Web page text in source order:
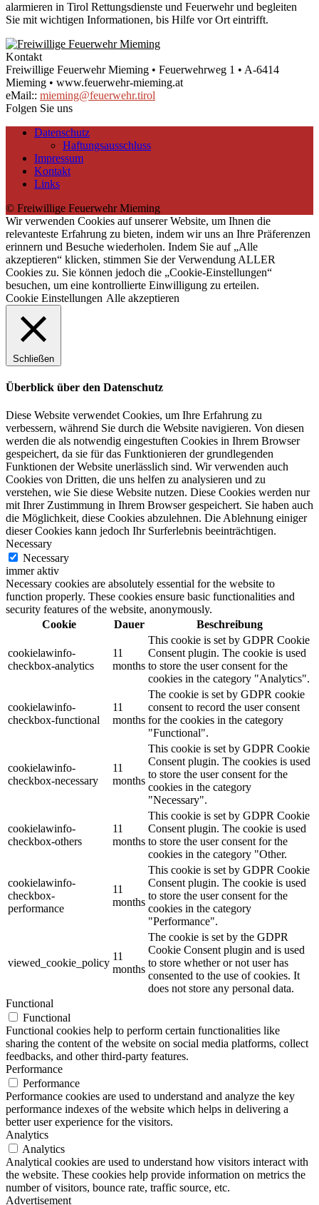
alarmieren in Tirol Rettungsdienste und Feuerwehr und begleiten
Sie mit wichtigen Informationen, bis Hilfe vor Ort eintrifft.
Kontakt
Freiwillige Feuerwehr Mieming • Feuerwehrweg 1 • A-6414
Mieming • www.feuerwehr-mieming.at
eMail:: mieming@feuerwehr.tirol
Folgen Sie uns
Datenschutz
Haftungsausschluss
Impressum
Kontakt
Links
© Freiwillige Feuerwehr Mieming
Wir verwenden Cookies auf unserer Website, um Ihnen die
relevanteste Erfahrung zu bieten, indem wir uns an Ihre Präferenzen
erinnern und Besuche wiederholen. Indem Sie auf „Alle
akzeptieren“ klicken, stimmen Sie der Verwendung ALLER
Cookies zu. Sie können jedoch die „Cookie-Einstellungen“
besuchen, um eine kontrollierte Einwilligung zu erteilen.
Cookie Einstellungen Alle akzeptieren
Schließen
Überblick über den Datenschutz
Diese Website verwendet Cookies, um Ihre Erfahrung zu
verbessern, während Sie durch die Website navigieren. Von diesen
werden die als notwendig eingestuften Cookies in Ihrem Browser
gespeichert, da sie für das Funktionieren der grundlegenden
Funktionen der Website unerlässlich sind. Wir verwenden auch
Cookies von Dritten, die uns helfen zu analysieren und zu
verstehen, wie Sie diese Website nutzen. Diese Cookies werden nur
mit Ihrer Zustimmung in Ihrem Browser gespeichert. Sie haben auch
die Möglichkeit, diese Cookies abzulehnen. Die Ablehnung einiger
dieser Cookies kann jedoch Ihr Surferlebnis beeinträchtigen.
Necessary
Necessary
immer aktiv
Necessary cookies are absolutely essential for the website to
function properly. These cookies ensure basic functionalities and
security features of the website, anonymously.
Cookie
Dauer Beschreibung
cookielawinfo-
checkbox-analytics
11
months
This cookie is set by GDPR Cookie
Consent plugin. The cookie is used
to store the user consent for the
cookies in the category "Analytics".
cookielawinfo-
checkbox-functional
11
months
The cookie is set by GDPR cookie
consent to record the user consent
for the cookies in the category
"Functional".
cookielawinfo-
checkbox-necessary
11
months
This cookie is set by GDPR Cookie
Consent plugin. The cookies is used
to store the user consent for the
cookies in the category
"Necessary".
cookielawinfo-
checkbox-others
11
months
This cookie is set by GDPR Cookie
Consent plugin. The cookie is used
to store the user consent for the
cookies in the category "Other.
cookielawinfo-
checkbox-
performance
11
months
This cookie is set by GDPR Cookie
Consent plugin. The cookie is used
to store the user consent for the
cookies in the category
"Performance".
viewed_cookie_policy
11
months
The cookie is set by the GDPR
Cookie Consent plugin and is used
to store whether or not user has
consented to the use of cookies. It
does not store any personal data.
Functional
Functional
Functional cookies help to perform certain functionalities like
sharing the content of the website on social media platforms, collect
feedbacks, and other third-party features.
Performance
Performance
Performance cookies are used to understand and analyze the key
performance indexes of the website which helps in delivering a
better user experience for the visitors.
Analytics
Analytics
Analytical cookies are used to understand how visitors interact with
the website. These cookies help provide information on metrics the
number of visitors, bounce rate, traffic source, etc.
Advertisement